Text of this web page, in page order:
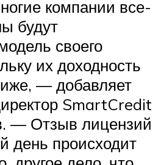
компании все-
будут
своего
их доходность
— добавляет
SmartCredit
— Отзыв лицензий
день происходит